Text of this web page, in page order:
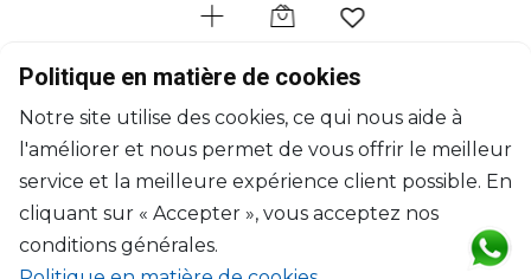
BACCARAT
Photophore
H: 10.5cm, D: 11.40cm
$657
Politique en matière de cookies
Notre site utilise des cookies, ce qui nous aide à
l'améliorer et nous permet de vous offrir le meilleur
service et la meilleure expérience client possible. En
cliquant sur « Accepter », vous acceptez nos
conditions générales.